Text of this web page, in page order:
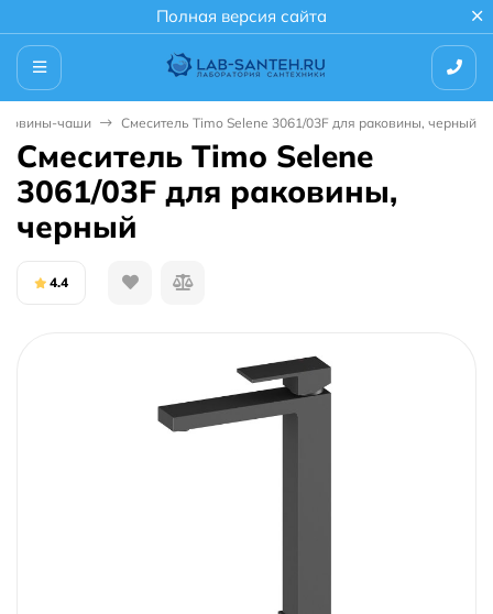
Полная версия сайта
чаши Смеситель Timo Selene 3061/03F для раковины, черный
Смеситель Timo Selene
3061/03F для раковины,
черный
4.4